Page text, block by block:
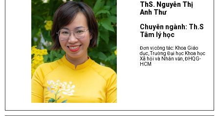
ThS. Nguyễn Thị
Anh Thư
Chuyên ngành: Th.S
Tâm lý học
Đơn vị công tác: Khoa Giáo
dục, Trường Đại học Khoa học
Xã hội và Nhân văn, ĐHQG-
HCM